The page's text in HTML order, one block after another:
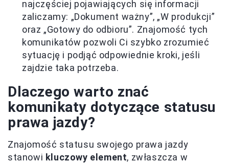
najczęściej pojawiających się informacji
zaliczamy: „Dokument ważny”, „W produkcji”
oraz „Gotowy do odbioru”. Znajomość tych
komunikatów pozwoli Ci szybko zrozumieć
sytuację i podjąć odpowiednie kroki, jeśli
zajdzie taka potrzeba.
Dlaczego warto znać
komunikaty dotyczące statusu
prawa jazdy?
Znajomość statusu swojego prawa jazdy
stanowi kluczowy element, zwłaszcza w